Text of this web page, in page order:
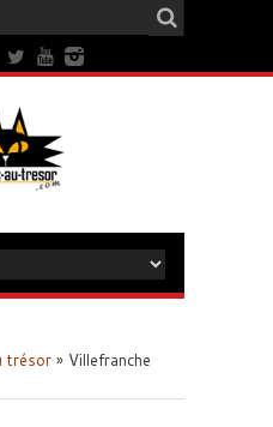
trésor » Villefranche